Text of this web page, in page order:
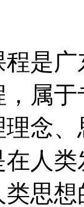
广
属
念
人
思